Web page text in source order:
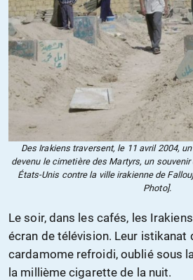
Des Irakiens traversent, le 11 avril 2004,
devenu le cimetière des Martyrs, un
États-Unis contre la ville irakienne de
Photo].
Le soir, dans les cafés, les
écran de télévision. Leur istikanat
cardamome refroidi, oublié sous
la millième cigarette de la nuit.